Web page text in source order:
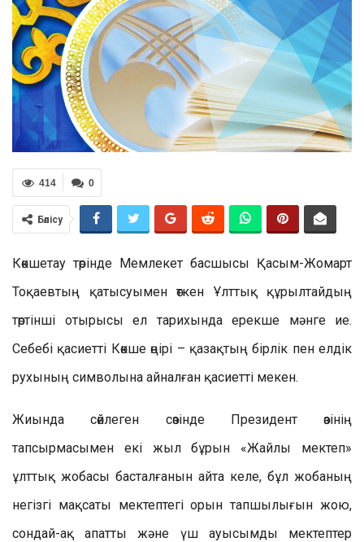
0
414
Бөлісу
Көкшетау төрінде Мемлекет басшысы Қасым-Жомарт
Тоқаевтың қатысуымен өткен Ұлттық құрылтайдың
төртінші отырысы ел тарихында ерекше мәнге ие.
Себебі қасиетті Көкше өңірі – қазақтың бірлік пен елдік
рухының символына айналған қасиетті мекен.
Жиында сөйлеген сөзінде Президент өзінің
тапсырмасымен екі жыл бұрын «Жайлы мектеп»
ұлттық жобасы басталғанын айта келе, бұл жобаның
негізгі мақсаты мектептегі орын тапшылығын жою,
сондай-ақ апатты және үш ауысымды мектептер